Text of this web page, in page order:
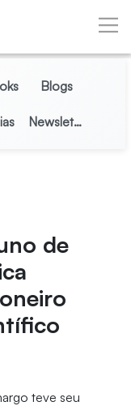
Blogs
Newsletter
de
teve seu